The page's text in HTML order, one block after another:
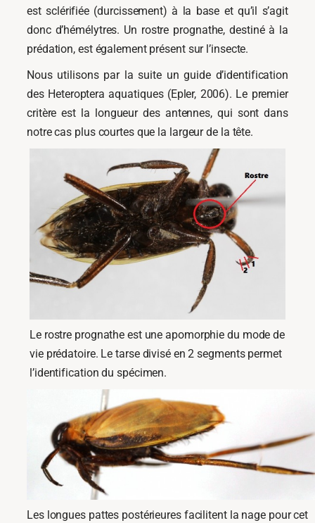
est sclérifiée (durcissement) à la base et qu’il s’agit
donc d’hémélytres. Un rostre prognathe, destiné à la
prédation, est également présent sur l’insecte.
Nous utilisons par la suite un guide d’identification
des Heteroptera aquatiques (Epler, 2006). Le premier
critère est la longueur des antennes, qui sont dans
notre cas plus courtes que la largeur de la tête.
Le rostre prognathe est une apomorphie du mode de
vie prédatoire. Le tarse divisé en 2 segments permet
l’identification du spécimen.
Les longues pattes postérieures facilitent la nage pour cet